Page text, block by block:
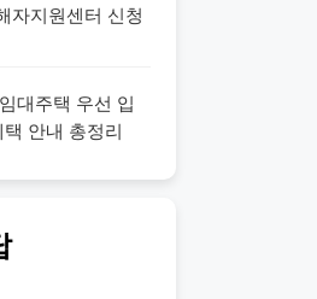
자지원센터 신청
대주택 우선 입
안내 총정리